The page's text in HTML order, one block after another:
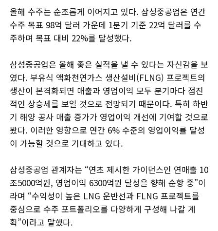
올해 수주는 순조롭게 이어지고 있다. 삼성중공업은 연간
수주 목표 98억 달러 가운데 1분기 기준 22억 달러를 수
주하며 목표 대비 22%를 달성했다.
삼성중공업은 올해 좋은 실적을 낼 수 있다는 자신감을 보
였다. 부유식 액화천연가스 생산설비(FLNG) 프로젝트의
생산이 본격화되면 매출과 영업이익 모두 분기마다 점진
적인 상승세를 보일 것으로 전망되기 때문이다. 특히 하반
기 해양 공사 매출 증가가 영업이익 개선에 기여할 것으로
봤다. 이러한 영향으로 연간 6% 수준의 영업이익률 달성
이 가능할 것으로 기대하고 있다.
삼성중공업 관계자는 “연초 제시한 가이던스인 연매출 10
조5000억원, 영업이익 6300억원 달성을 향해 순항 중”이
라며 “수익성이 높은 LNG 운반선과 FLNG 프로젝트를
중심으로 수주 포트폴리오를 다양하게 구성해 나갈 계
획”이라고 말했다.